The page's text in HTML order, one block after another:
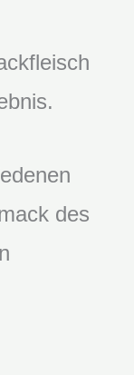
des